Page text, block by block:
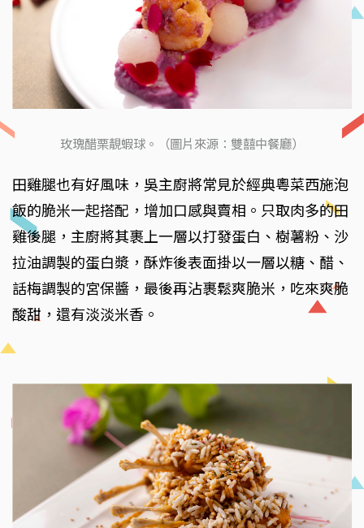
玫瑰醋栗靚蝦球。（圖片來源：雙囍中餐廳）
田雞腿也有好風味，吳主廚將常見於經典粵菜西施泡
飯的脆米一起搭配，增加口感與賣相。只取肉多的田
雞後腿，主廚將其裹上一層以打發蛋白、樹薯粉、沙
拉油調製的蛋白漿，酥炸後表面掛以一層以糖、醋、
話梅調製的宮保醬，最後再沾裹鬆爽脆米，吃來爽脆
酸甜，還有淡淡米香。